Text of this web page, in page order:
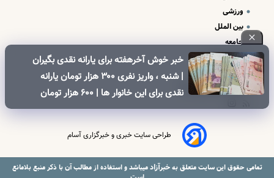
خبر خوش آخرهفته برای یارانه نقدی بگیران
| شنبه ، واریز نفری ۳۰۰ هزار تومان یارانه
نقدی برای این خانوار ها | ۶۰۰ هزار تومان
کالابرگ برای خانوارهای دارای فرزند
ورزشی
بین الملل
جامعه
علم و فناوری
درباره ما
تبلیغات و تماس با ما
طراحی سایت خبری و خبرگزاری آسام
تمامی حقوق این سایت متعلق بهخبرآزادمیباشد و استفاده از مطالب آن با ذکر منبع بلامانع